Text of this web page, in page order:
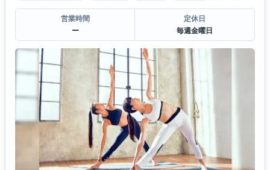
営業時間
ー
定休日
毎週金曜日